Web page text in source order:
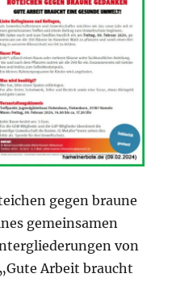
gegen braune
gemeinsamen
von
Arbeit braucht